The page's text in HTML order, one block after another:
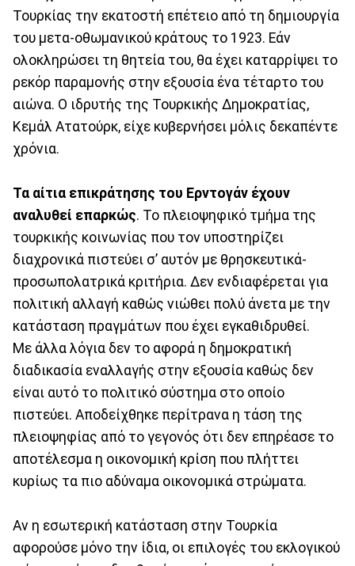
Τουρκίας την εκατοστή επέτειο από τη δημιουργία
του μετα-οθωμανικού κράτους το 1923. Εάν
ολοκληρώσει τη θητεία του, θα έχει καταρρίψει το
ρεκόρ παραμονής στην εξουσία ένα τέταρτο του
αιώνα. O ιδρυτής της Τουρκικής Δημοκρατίας,
Κεμάλ Ατατούρκ, είχε κυβερνήσει μόλις δεκαπέντε
χρόνια.
Τα αίτια επικράτησης του Ερντογάν έχουν
αναλυθεί επαρκώς. Το πλειοψηφικό τμήμα της
τουρκικής κοινωνίας που τον υποστηρίζει
διαχρονικά πιστεύει σ’ αυτόν με θρησκευτικά-
προσωπολατρικά κριτήρια. Δεν ενδιαφέρεται για
πολιτική αλλαγή καθώς νιώθει πολύ άνετα με την
κατάσταση πραγμάτων που έχει εγκαθιδρυθεί.
Με άλλα λόγια δεν το αφορά η δημοκρατική
διαδικασία εναλλαγής στην εξουσία καθώς δεν
είναι αυτό το πολιτικό σύστημα στο οποίο
πιστεύει. Αποδείχθηκε περίτρανα η τάση της
πλειοψηφίας από το γεγονός ότι δεν επηρέασε το
αποτέλεσμα η οικονομική κρίση που πλήττει
κυρίως τα πιο αδύναμα οικονομικά στρώματα.
Αν η εσωτερική κατάσταση στην Τουρκία
αφορούσε μόνο την ίδια, οι επιλογές του εκλογικού